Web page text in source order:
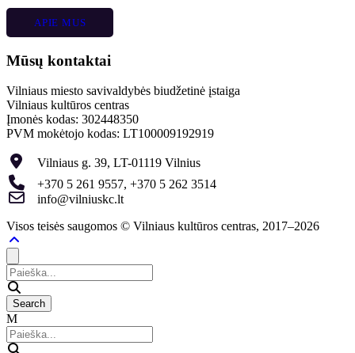
APIE MUS
Mūsų kontaktai
Vilniaus miesto savivaldybės biudžetinė įstaiga
Vilniaus kultūros centras
Įmonės kodas: 302448350
PVM mokėtojo kodas: LT100009192919
Vilniaus g. 39, LT-01119 Vilnius
+370 5 261 9557, +370 5 262 3514
info@vilniuskc.lt
Visos teisės saugomos © Vilniaus kultūros centras, 2017–2026